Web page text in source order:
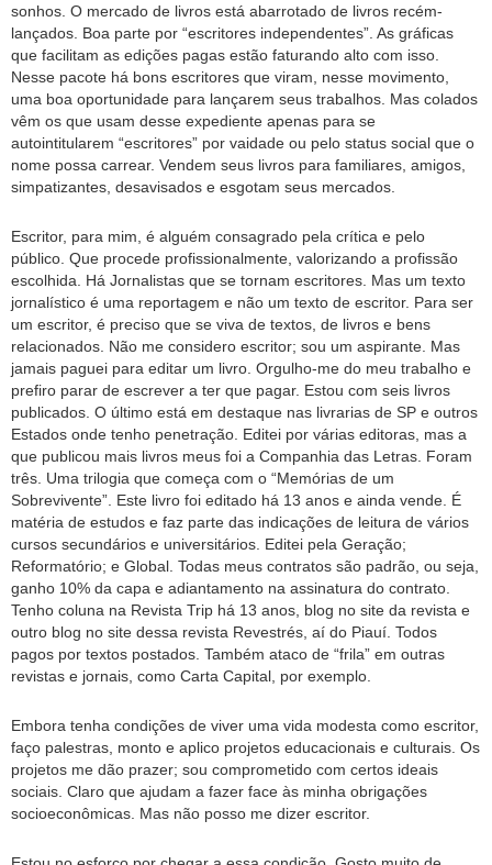
sonhos. O mercado de livros está abarrotado de livros recém-
lançados. Boa parte por “escritores independentes”. As gráficas
que facilitam as edições pagas estão faturando alto com isso.
Nesse pacote há bons escritores que viram, nesse movimento,
uma boa oportunidade para lançarem seus trabalhos. Mas colados
vêm os que usam desse expediente apenas para se
autointitularem “escritores” por vaidade ou pelo status social que o
nome possa carrear. Vendem seus livros para familiares, amigos,
simpatizantes, desavisados e esgotam seus mercados.
Escritor, para mim, é alguém consagrado pela crítica e pelo
público. Que procede profissionalmente, valorizando a profissão
escolhida. Há Jornalistas que se tornam escritores. Mas um texto
jornalístico é uma reportagem e não um texto de escritor. Para ser
um escritor, é preciso que se viva de textos, de livros e bens
relacionados. Não me considero escritor; sou um aspirante. Mas
jamais paguei para editar um livro. Orgulho-me do meu trabalho e
prefiro parar de escrever a ter que pagar. Estou com seis livros
publicados. O último está em destaque nas livrarias de SP e outros
Estados onde tenho penetração. Editei por várias editoras, mas a
que publicou mais livros meus foi a Companhia das Letras. Foram
três. Uma trilogia que começa com o “Memórias de um
Sobrevivente”. Este livro foi editado há 13 anos e ainda vende. É
matéria de estudos e faz parte das indicações de leitura de vários
cursos secundários e universitários. Editei pela Geração;
Reformatório; e Global. Todas meus contratos são padrão, ou seja,
ganho 10% da capa e adiantamento na assinatura do contrato.
Tenho coluna na Revista Trip há 13 anos, blog no site da revista e
outro blog no site dessa revista Revestrés, aí do Piauí. Todos
pagos por textos postados. Também ataco de “frila” em outras
revistas e jornais, como Carta Capital, por exemplo.
Embora tenha condições de viver uma vida modesta como escritor,
faço palestras, monto e aplico projetos educacionais e culturais. Os
projetos me dão prazer; sou comprometido com certos ideais
sociais. Claro que ajudam a fazer face às minha obrigações
socioeconômicas. Mas não posso me dizer escritor.